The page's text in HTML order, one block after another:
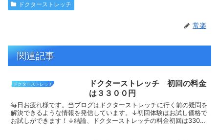
ドクターストレッチ
常楽
関連記事
ドクターストレッチ
ドクターストレッチ 初回の料金
は３３００円
毎日お疲れ様です。当ブログはドクターストレッチに行く前の疑問を
解決できるような情報を発信しています。↓初回体験はお試し価格で
お試しができます！↓結論、ドクターストレッチの料金初回は3300